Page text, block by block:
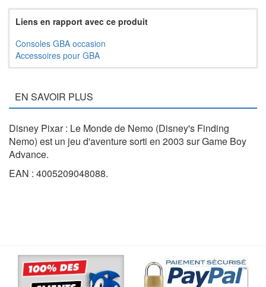
Liens en rapport avec ce produit
Consoles GBA occasion
Accessoires pour GBA
EN SAVOIR PLUS
Disney Pixar : Le Monde de Nemo (Disney's Finding
Nemo) est un jeu d'aventure sorti en 2003 sur Game Boy
Advance.
EAN : 4005209048088.